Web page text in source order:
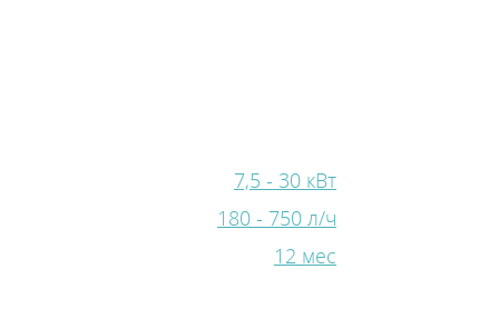
Стать партнером
Стать сервисным партнером
7,5 - 30 кВт
180 - 750 л/ч
12 мес